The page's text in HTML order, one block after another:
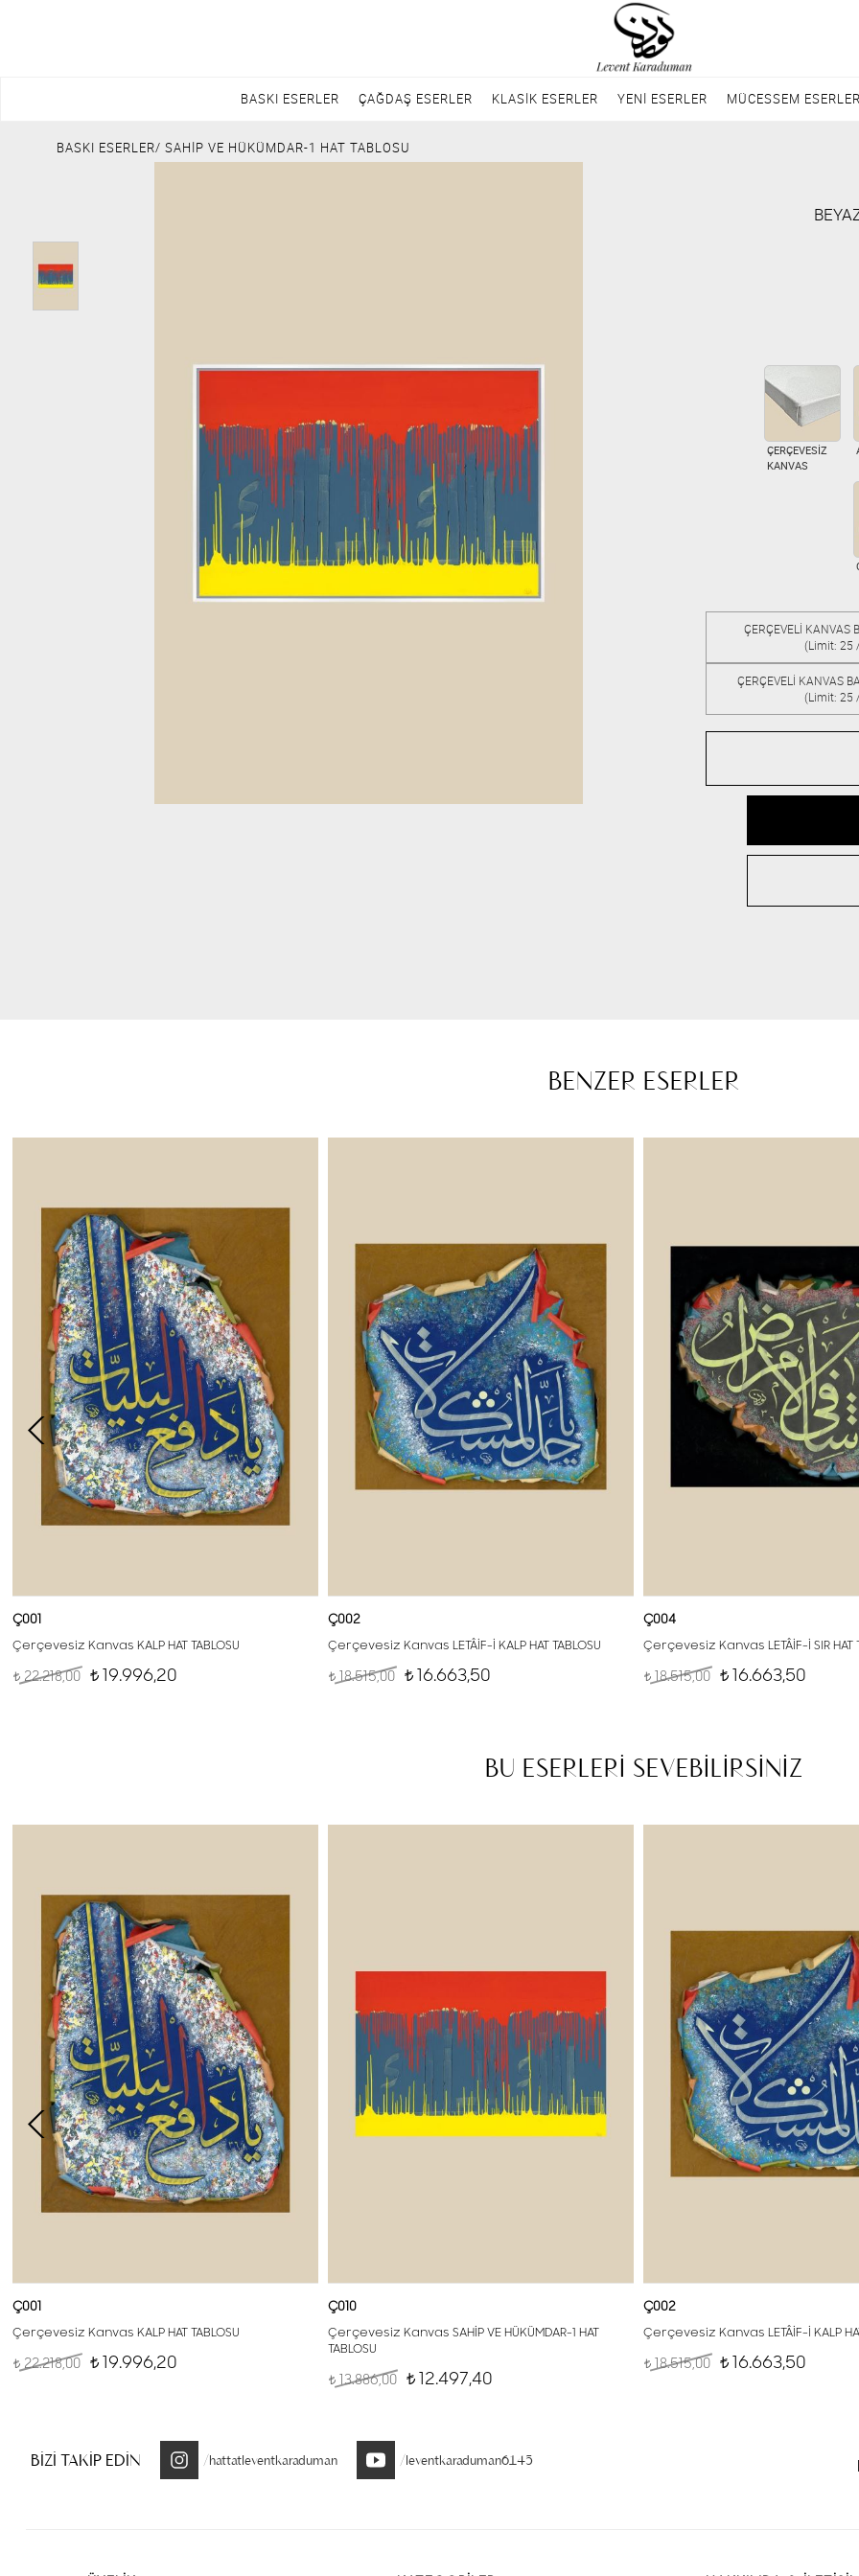
BASKI ESERLER ÇAĞDAŞ ESERLER KLASİK ESERLER YENİ ESERLER MÜCESSEM ESERLER
BASKI ESERLER/ SAHİP VE HÜKÜMDAR-1 HAT TABLOSU
ÇERÇEVESİZ
KANVAS
ÇERÇEVELİ KANVAS
(Limit: 25
ÇERÇEVELİ KANVAS
(Limit: 25
BENZER ESERLER
Ç001
Çerçevesiz Kanvas KALP HAT TABLOSU
t 22.218,00 t19.996,20
Ç002
Çerçevesiz Kanvas LETÂİF-İ KALP HAT TABLOSU
t 18.515,00 t16.663,50
Ç004
Çerçevesiz Kanvas LETÂİF-İ SIR HAT
t 18.515,00 t16.663,50
BU ESERLERİ SEVEBİLİRSİNİZ
Ç001
Çerçevesiz Kanvas KALP HAT TABLOSU
t 22.218,00 t19.996,20
Ç010
Çerçevesiz Kanvas SAHİP VE HÜKÜMDAR-1 HAT
TABLOSU
t 13.886,00 t12.497,40
Ç002
Çerçevesiz Kanvas LETÂİF-İ KALP
t 18.515,00 t16.663,50
BİZİ TAKİP EDİN /hattatleventkaraduman /leventkaraduman6145